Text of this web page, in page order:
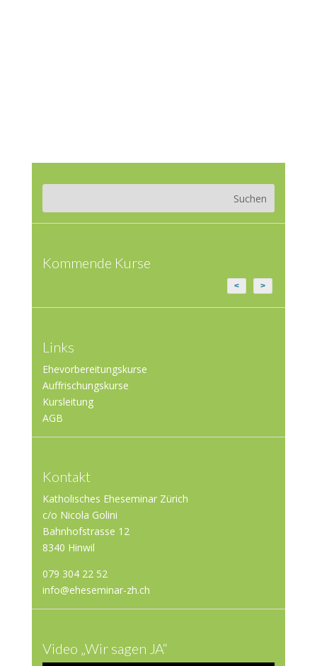
Kommende Kurse
< >
Links
Ehevorbereitungskurse
Auffrischungskurse
Kursleitung
AGB
Kontakt
Katholisches Eheseminar Zürich
c/o Nicola Golini
Bahnhofstrasse 12
8340 Hinwil
079 304 22 52
info@eheseminar-zh.ch
Video „Wir sagen JA“